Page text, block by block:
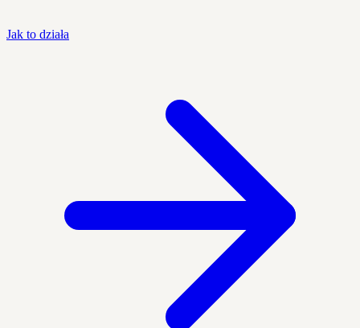
Jak to działa